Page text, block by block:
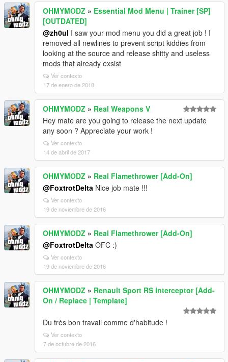
OHMYMODZ » Essential Mod Menu | Trainer [SP]
[OUTDATED]
@zh0ul I saw your mod menu you did a great job ! I
removed all newlines to prevent script kiddies from
looking at the source and release shitty and useless
mods that already exsist
Ver contexto
17 de enero de 2018
OHMYMODZ » Real Weapons V
Hey mate are you going to release the next update
any soon ? Appreciate your work !
Ver contexto
14 de abril de 2017
OHMYMODZ » Real Flamethrower [Add-On]
@FoxtrotDelta Nice job mate !!!
Ver contexto
19 de noviembre de 2016
OHMYMODZ » Real Flamethrower [Add-On]
@FoxtrotDelta OFC :)
Ver contexto
19 de noviembre de 2016
OHMYMODZ » Renault Sport RS Interceptor [Add-
On / Replace | Template]
Du très bon travail comme d'habitude !
Ver contexto
7 de octubre de 2016